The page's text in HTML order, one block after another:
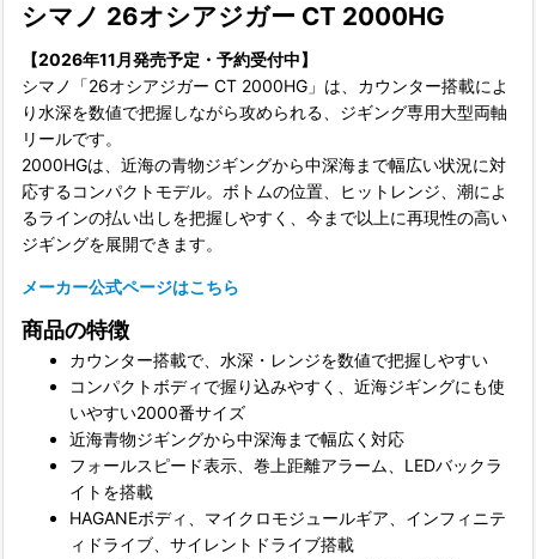
シマノ 26オシアジガー CT 2000HG
【2026年11月発売予定・予約受付中】
シマノ「26オシアジガー CT 2000HG」は、カウンター搭載によ
り水深を数値で把握しながら攻められる、ジギング専用大型両軸
リールです。
2000HGは、近海の青物ジギングから中深海まで幅広い状況に対
応するコンパクトモデル。ボトムの位置、ヒットレンジ、潮によ
るラインの払い出しを把握しやすく、今まで以上に再現性の高い
ジギングを展開できます。
メーカー公式ページはこちら
商品の特徴
カウンター搭載で、水深・レンジを数値で把握しやすい
コンパクトボディで握り込みやすく、近海ジギングにも使
いやすい2000番サイズ
近海青物ジギングから中深海まで幅広く対応
フォールスピード表示、巻上距離アラーム、LEDバックラ
イトを搭載
HAGANEボディ、マイクロモジュールギア、インフィニテ
ィドライブ、サイレントドライブ搭載